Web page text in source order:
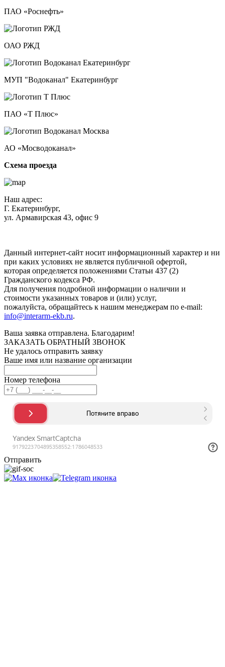
ПАО «Роснефть»
ОАО РЖД
МУП "Водоканал" Екатеринбург
ПАО «Т Плюс»
АО «Мосводоканал»
Схема проезда
Наш адрес:
Г. Екатеринбург,
ул. Армавирская 43, офис 9
Данный интернет-сайт носит информационный характер и ни
при каких условиях не является публичной офертой,
которая определяется положениями Статьи 437 (2)
Гражданского кодекса РФ.
Для получения подробной информации о наличии и
стоимости указанных товаров и (или) услуг,
пожалуйста, обращайтесь к нашим менеджерам по e-mail:
info@interarm-ekb.ru.
Ваша заявка отправлена. Благодарим!
ЗАКАЗАТЬ ОБРАТНЫЙ ЗВОНОК
Не удалось отправить заявку
Ваше имя или название организации
Номер телефона
Отправить